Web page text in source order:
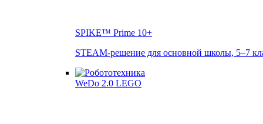
SPIKE™ Prime 10+
STEAM-решение для основной школы, 5–7